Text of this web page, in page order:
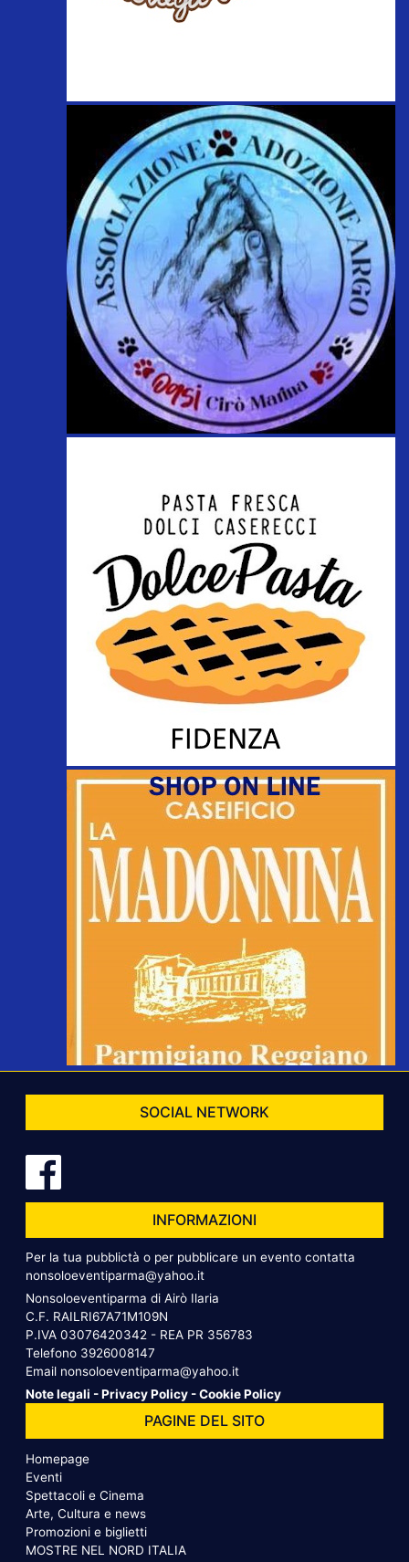
SOCIAL NETWORK
INFORMAZIONI
Per la tua pubblictà o per pubblicare un evento contatta
nonsoloeventiparma@yahoo.it
Nonsoloeventiparma di Airò Ilaria
C.F. RAILRI67A71M109N
P.IVA 03076420342 - REA PR 356783
Telefono 3926008147
Email nonsoloeventiparma@yahoo.it
Note legali -Privacy Policy -Cookie Policy
PAGINE DEL SITO
Homepage
Eventi
Spettacoli e Cinema
Arte, Cultura e news
Promozioni e biglietti
MOSTRE NEL NORD ITALIA